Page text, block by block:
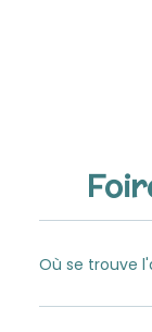
Où se trouve